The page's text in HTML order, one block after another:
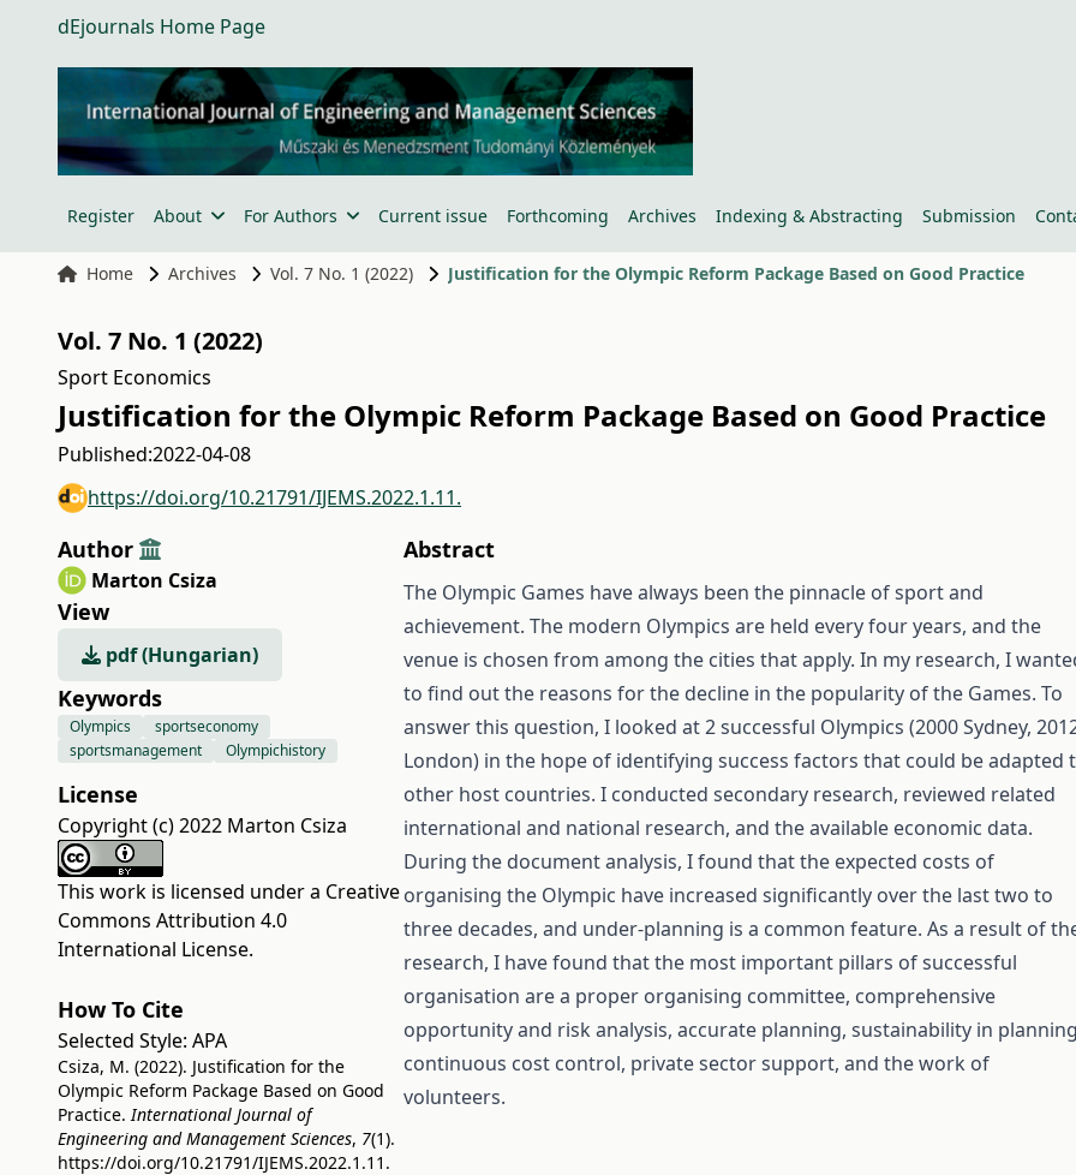
dEjournals Home Page
Register About For Authors Current issue Forthcoming Archives Indexing & Abstracting Submission
Home Archives Vol. 7 No. 1 (2022) Justification for the Olympic Reform Package Based on Good Practice
Vol. 7 No. 1 (2022)
Sport Economics
Justification for the Olympic Reform Package Based on Good Practice
Published:2022-04-08
https://doi.org/10.21791/IJEMS.2022.1.11.
Author
Marton Csiza
View
pdf (Hungarian)
Keywords
Olympics
sportseconomy
sportsmanagement
Olympichistory
License
Copyright (c) 2022 Marton Csiza
This work is licensed under a Creative
Commons Attribution 4.0
International License.
How To Cite
Selected Style: APA
Csiza, M. (2022). Justification for the
Olympic Reform Package Based on Good
Practice.International Journal of
Engineering and Management Sciences, 7(1).
https://doi.org/10.21791/IJEMS.2022.1.11.
Abstract
The Olympic Games have always been the pinnacle of sport and
achievement. The modern Olympics are held every four years, and the
venue is chosen from among the cities that apply. In my research, I
to find out the reasons for the decline in the popularity of the Games. To
answer this question, I looked at 2 successful Olympics (2000 Sydney,
London) in the hope of identifying success factors that could be adapted
other host countries. I conducted secondary research, reviewed related
international and national research, and the available economic data.
During the document analysis, I found that the expected costs of
organising the Olympic have increased significantly over the last two to
three decades, and under-planning is a common feature. As a result of
research, I have found that the most important pillars of successful
organisation are a proper organising committee, comprehensive
opportunity and risk analysis, accurate planning, sustainability in
continuous cost control, private sector support, and the work of
volunteers.